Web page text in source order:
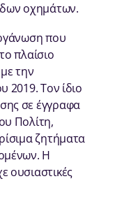
οχημάτων.
που
πλαίσιο
την
2019. Τον ίδιο
σε έγγραφα
Πολίτη,
ζητήματα
Η
ουσιαστικές